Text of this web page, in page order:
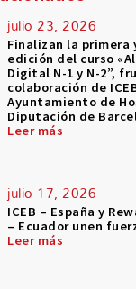
julio 23, 2026
Finalizan la primera
edición del curso
Digital N-1 y N-2”,
colaboración de
Ayuntamiento de
Diputación de
Leer más
julio 17, 2026
ICEB – España y
– Ecuador unen
Leer más